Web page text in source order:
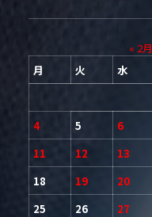
« 2月
月
火 水
4
5 6
11
12 13
18
19 20
25
26 27